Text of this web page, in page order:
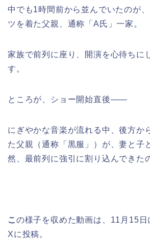
中でも1時間前から並んでいたのが
ツを着た父親、通称「A氏」一家。
家族で前列に座り、開演を心待ちに
す。
ところが、ショー開始直後――
にぎやかな音楽が流れる中、後方か
た父親（通称「黒服」）が、妻と子
然、最前列に強引に割り込んできた
こ の様子を収めた動画は、11月15
Xに投稿。